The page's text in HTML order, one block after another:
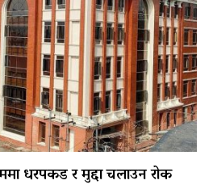
धरपकड र मुद्दा चलाउन रोक